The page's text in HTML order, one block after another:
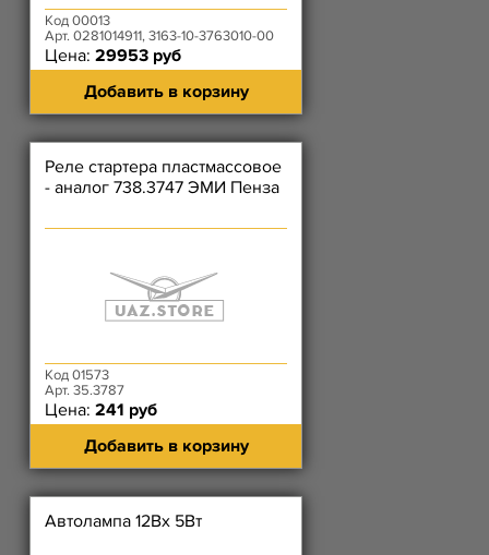
Код 00013
Арт. 0281014911, 3163-10-3763010-00
Цена: 29953 руб
Добавить в корзину
Реле стартера пластмассовое
- аналог 738.3747 ЭМИ Пенза
Код 01573
Арт. 35.3787
Цена: 241 руб
Добавить в корзину
Автолампа 12Вх 5Вт